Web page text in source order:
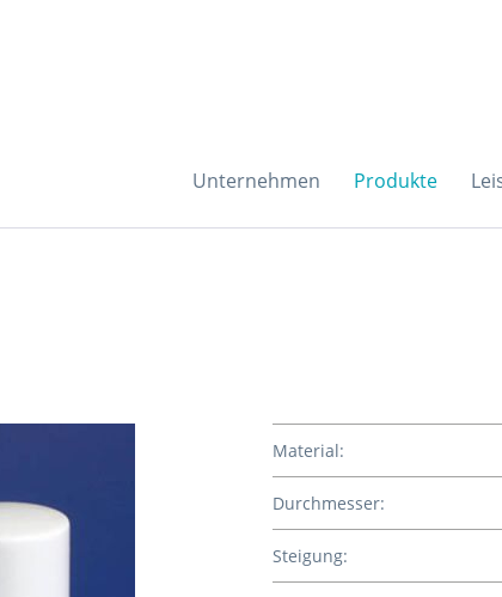
Unternehmen Produkte
Material:
Durchmesser:
Steigung: